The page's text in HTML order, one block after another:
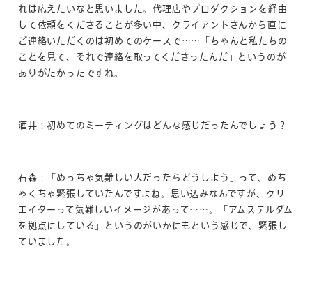
れは応えたいなと思いました。代理店やプロダクションを経由
して依頼をくださることが多い中、クライアントさんから直に
ご連絡いただくのは初めてのケースで……「ちゃんと私たちの
ことを見て、それで連絡を取ってくださったんだ」というのが
ありがたかったですね。
酒井：初めてのミーティングはどんな感じだったんでしょう？
石森：「めっちゃ気難しい人だったらどうしよう」って、めち
ゃくちゃ緊張していたんですよね。思い込みなんですが、クリ
エイターって気難しいイメージがあって……。「アムステルダム
を拠点にしている」というのがいかにもという感じで、緊張し
ていました。